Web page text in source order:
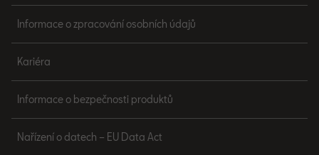
Informace o zpracování osobních údajů
Kariéra
Informace o bezpečnosti produktů
Nařízení o datech – EU Data Act